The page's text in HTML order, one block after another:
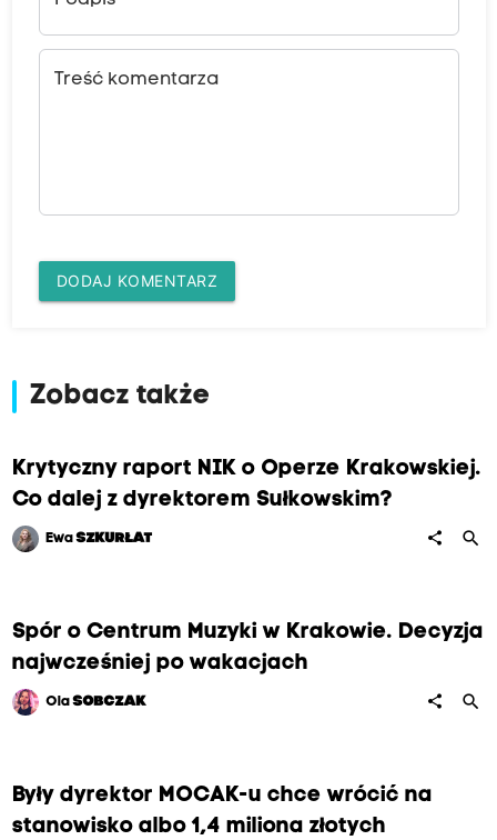
Treść komentarza
DODAJ KOMENTARZ
Zobacz także
Krytyczny raport NIK o Operze Krakowskiej.
Co dalej z dyrektorem Sułkowskim?
EwaSZKURŁAT share search
Spór o Centrum Muzyki w Krakowie. Decyzja
najwcześniej po wakacjach
OlaSOBCZAK share search
Były dyrektor MOCAK-u chce wrócić na
stanowisko albo 1,4 miliona złotych